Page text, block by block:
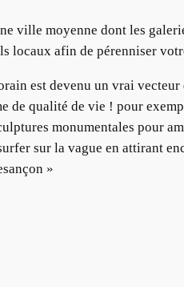
ville moyenne dont les
locaux afin de pérenniser
est devenu un vrai
de qualité de vie ! pour
monumentales pour
sur la vague en attirant
»